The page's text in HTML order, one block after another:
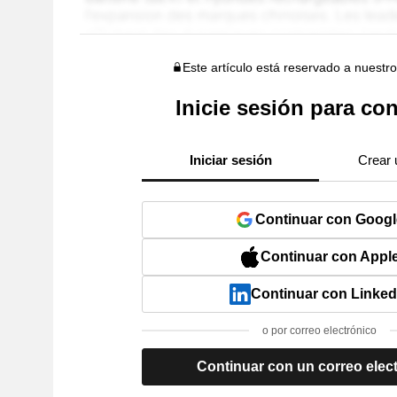
Este artículo está reservado a
Inicie sesión para
Iniciar sesión Crear
Continuar con
Continuar con
Continuar con
o por correo electrónico
Continuar con un correo